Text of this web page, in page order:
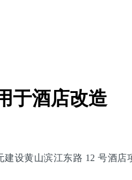
于酒店改造
设黄山滨江东路 12 号酒店